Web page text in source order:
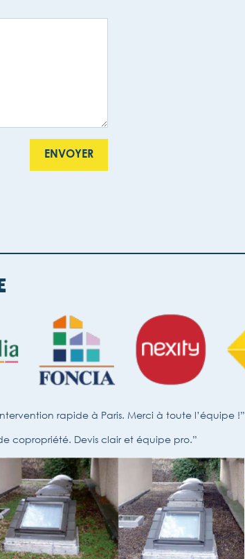
rapide à Paris. Merci à toute l’équipe !”
de copropriété. Devis clair et équipe pro.”